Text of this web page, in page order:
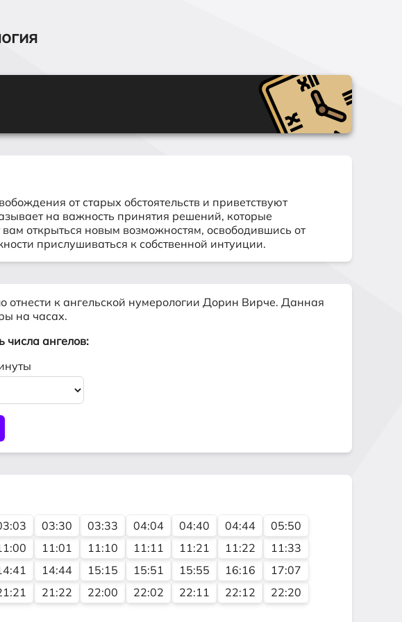
от старых обстоятельств и приветствуют
на важность принятия решений, которые
открыться новым возможностям, освободившись от
прислушиваться к собственной интуиции.
отнести к ангельской нумерологии Дорин Вирче. Данная
на часах.
числа ангелов:
03:30 03:33 04:04 04:40 04:44
05:50
11:01 11:10 11:11 11:21 11:22
11:33
14:44 15:15 15:51 15:55 16:16
17:07
21:22 22:00 22:02 22:11 22:12
22:20